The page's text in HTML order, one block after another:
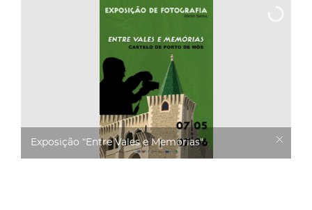
Exposição “Entre Vales e Memórias"